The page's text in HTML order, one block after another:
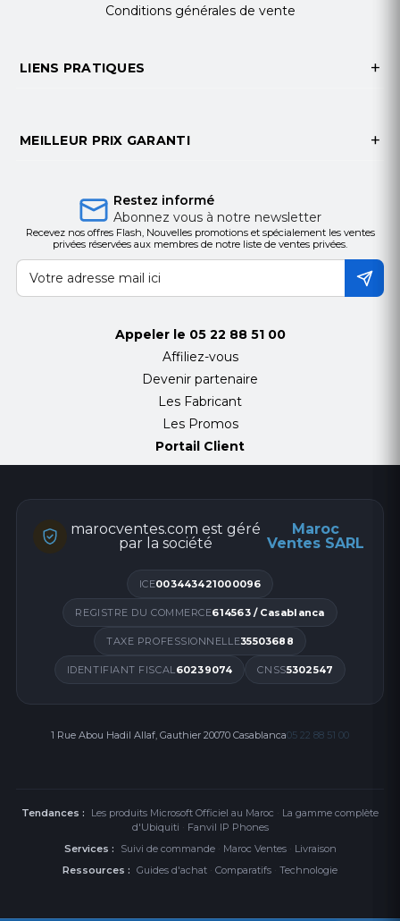
Conditions générales de vente
LIENS PRATIQUES
MEILLEUR PRIX GARANTI
Restez informé
Abonnez vous à notre newsletter
Recevez nos offres Flash, Nouvelles promotions et spécialement les ventes
privées réservées aux membres de notre liste de ventes privées.
Appeler le 05 22 88 51 00
Affiliez-vous
Devenir partenaire
Les Fabricant
Les Promos
Portail Client
marocventes.com est géré
par la société
Maroc
Ventes SARL
ICE003443421000096
REGISTRE DU COMMERCE614563 / Casablanca
TAXE PROFESSIONNELLE35503688
IDENTIFIANT FISCAL60239074 CNSS5302547
1 Rue Abou Hadil Allaf, Gauthier 20070 Casablanca05 22 88 51 00
Tendances : Les produits Microsoft Officiel au Maroc · La gamme complète
d'Ubiquiti · Fanvil IP Phones
Services :
Suivi de commande· Maroc Ventes· Livraison
Ressources : Guides d'achat · Comparatifs · Technologie